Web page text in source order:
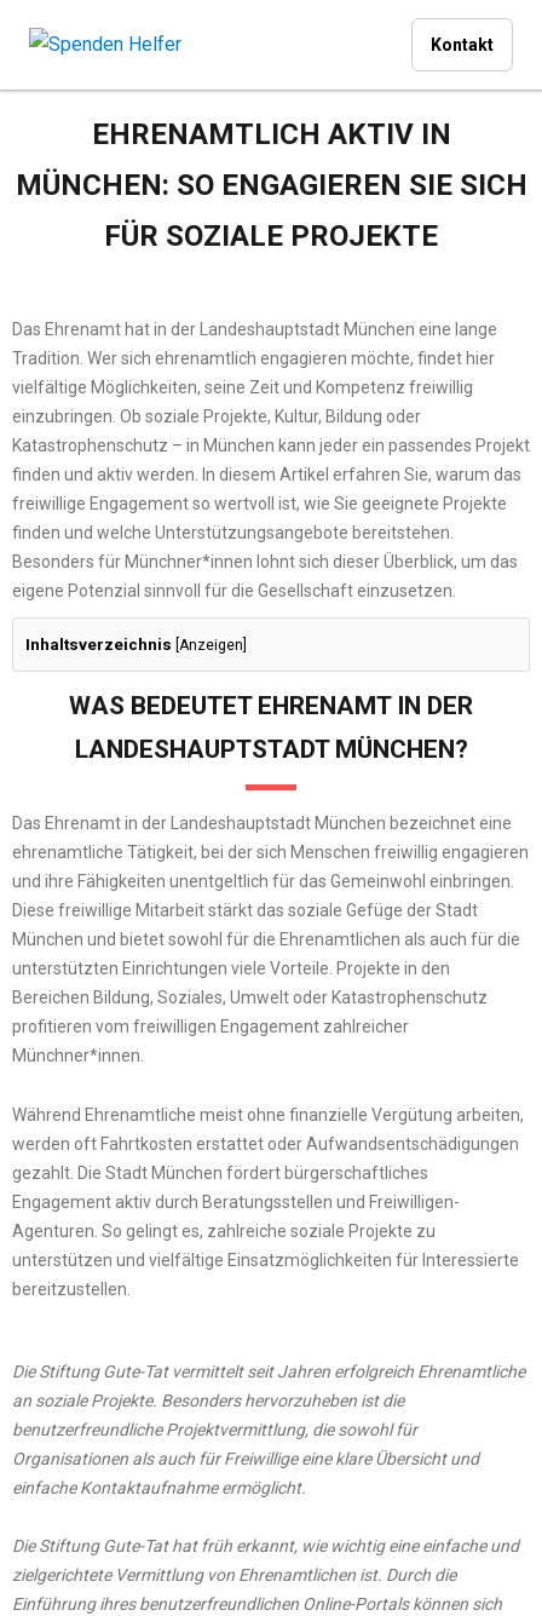
Kontakt
EHRENAMTLICH AKTIV IN
MÜNCHEN: SO ENGAGIEREN SIE SICH
FÜR SOZIALE PROJEKTE
Das Ehrenamt hat in der Landeshauptstadt München eine lange
Tradition. Wer sich ehrenamtlich engagieren möchte, findet hier
vielfältige Möglichkeiten, seine Zeit und Kompetenz freiwillig
einzubringen. Ob soziale Projekte, Kultur, Bildung oder
Katastrophenschutz – in München kann jeder ein passendes Projekt
finden und aktiv werden. In diesem Artikel erfahren Sie, warum das
freiwillige Engagement so wertvoll ist, wie Sie geeignete Projekte
finden und welche Unterstützungsangebote bereitstehen.
Besonders für Münchner*innen lohnt sich dieser Überblick, um das
eigene Potenzial sinnvoll für die Gesellschaft einzusetzen.
Inhaltsverzeichnis Anzeigen
WAS BEDEUTET EHRENAMT IN DER
LANDESHAUPTSTADT MÜNCHEN?
Das Ehrenamt in der Landeshauptstadt München bezeichnet eine
ehrenamtliche Tätigkeit, bei der sich Menschen freiwillig engagieren
und ihre Fähigkeiten unentgeltlich für das Gemeinwohl einbringen.
Diese freiwillige Mitarbeit stärkt das soziale Gefüge der Stadt
München und bietet sowohl für die Ehrenamtlichen als auch für die
unterstützten Einrichtungen viele Vorteile. Projekte in den
Bereichen Bildung, Soziales, Umwelt oder Katastrophenschutz
profitieren vom freiwilligen Engagement zahlreicher
Münchner*innen.
Während Ehrenamtliche meist ohne finanzielle Vergütung arbeiten,
werden oft Fahrtkosten erstattet oder Aufwandsentschädigungen
gezahlt. Die Stadt München fördert bürgerschaftliches
Engagement aktiv durch Beratungsstellen und Freiwilligen-
Agenturen. So gelingt es, zahlreiche soziale Projekte zu
unterstützen und vielfältige Einsatzmöglichkeiten für Interessierte
bereitzustellen.
Die Stiftung Gute-Tat vermittelt seit Jahren erfolgreich Ehrenamtliche
an soziale Projekte. Besonders hervorzuheben ist die
benutzerfreundliche Projektvermittlung, die sowohl für
Organisationen als auch für Freiwillige eine klare Übersicht und
einfache Kontaktaufnahme ermöglicht.
Die Stiftung Gute-Tat hat früh erkannt, wie wichtig eine einfache und
zielgerichtete Vermittlung von Ehrenamtlichen ist. Durch die
Einführung ihres benutzerfreundlichen Online-Portals können sich